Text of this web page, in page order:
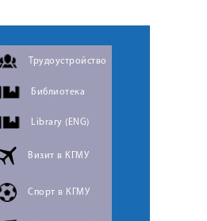
Трудоустройство
Библиотека
Library (ENG)
Визит в КГМУ
Спорт в КГМУ